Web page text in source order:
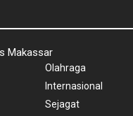
Makassar
Olahraga
Internasional
Sejagat